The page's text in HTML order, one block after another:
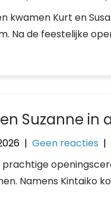
kwamen Kurt en
Na de feestelijke
Suzanne in
| Geen reacties |
prachtige
Namens Kintaiko